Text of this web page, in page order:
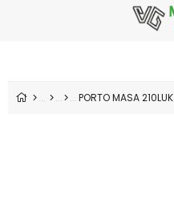
PORTO MASA 210LUK